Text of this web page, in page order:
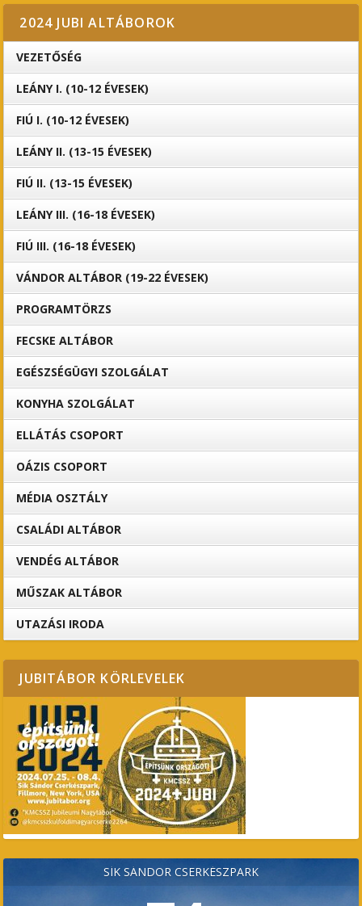
2024 JUBI ALTÁBOROK
VEZETŐSÉG
LEÁNY I. (10-12 ÉVESEK)
FIÚ I. (10-12 ÉVESEK)
LEÁNY II. (13-15 ÉVESEK)
FIÚ II. (13-15 ÉVESEK)
LEÁNY III. (16-18 ÉVESEK)
FIÚ III. (16-18 ÉVESEK)
VÁNDOR ALTÁBOR (19-22 ÉVESEK)
PROGRAMTÖRZS
FECSKE ALTÁBOR
EGÉSZSÉGÜGYI SZOLGÁLAT
KONYHA SZOLGÁLAT
ELLÁTÁS CSOPORT
OÁZIS CSOPORT
MÉDIA OSZTÁLY
CSALÁDI ALTÁBOR
VENDÉG ALTÁBOR
MŰSZAK ALTÁBOR
UTAZÁSI IRODA
JUBITÁBOR KÖRLEVELEK
SÍK SÁNDOR CSERKÉSZPARK